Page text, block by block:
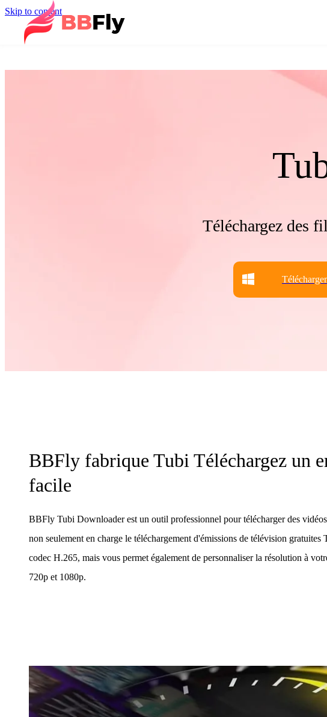
Skip to content
Téléchargez des
BBFly fabrique Tubi Téléchargez un
facile
BBFly Tubi Downloader est un outil professionnel pour télécharger des
non seulement en charge le téléchargement d'émissions de télévision gratuites
codec H.265, mais vous permet également de personnaliser la résolution à
720p et 1080p.